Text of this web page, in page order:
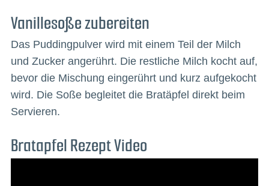
Vanillesoße zubereiten
Das Puddingpulver wird mit einem Teil der Milch
und Zucker angerührt. Die restliche Milch kocht auf,
bevor die Mischung eingerührt und kurz aufgekocht
wird. Die Soße begleitet die Bratäpfel direkt beim
Servieren.
Bratapfel Rezept Video